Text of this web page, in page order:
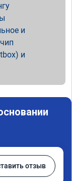
и
и
отзыв